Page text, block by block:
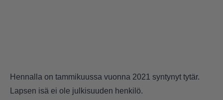
Hennalla on tammikuussa vuonna 2021 syntynyt tytär.
Lapsen isä ei ole julkisuuden henkilö.